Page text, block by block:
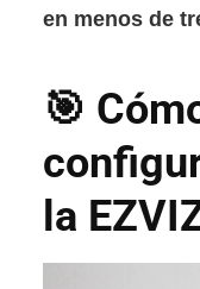
en menos de
🎯
la